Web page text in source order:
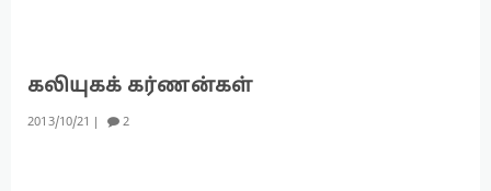
கலியுகக் கர்ணன்கள்
2013 10 21 2